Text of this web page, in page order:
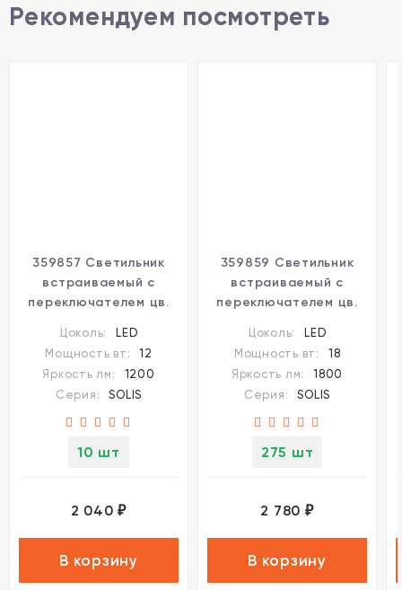
Рекомендуем посмотреть
359857 Светильник
встраиваемый с
переключателем цв.
рассеивания Novotech
IP44 LED 12W
2700К\3200К\4000К
SOLIS
Цоколь:
LED
Мощность вт:
12
Яркость лм:
1200
Серия:
SOLIS
10 шт
2 040₽
В корзину
359859 Светильник
встраиваемый с
переключателем цв.
рассеивания Novotech
IP44 LED 18W
2700К\3200К\4000К
SOLIS
Цоколь:
LED
Мощность вт:
18
Яркость лм:
1800
Серия:
SOLIS
275 шт
2 780 ₽
В корзину